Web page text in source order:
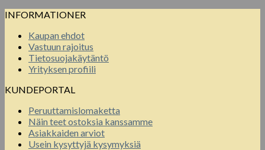
INFORMATIONER
Kaupan ehdot
Vastuun rajoitus
Tietosuojakäytäntö
Yrityksen profiili
KUNDEPORTAL
Peruuttamislomaketta
Näin teet ostoksia kanssamme
Asiakkaiden arviot
Usein kysyttyjä kysymyksiä